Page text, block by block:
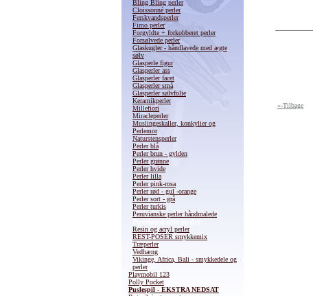
Bling Bling perler
Cloissonné perler
Ferskvandsperler
Fimo perler
Forgyldte + forkobberet perler
Forsølvede perler
Glaskugler - håndlavede med ægte
sølv
Glasperle figur
Glasperler ass
Glasperler facet
Glasperler små
Glasperler sølvfolie
Keramikperler
Millefiori
Miracleperler
Muslingeskaller, konkylier og
Perlemor
Naturstensperler
Perler blå
Perler brun - gylden
Perler grønne
Perler hvide
Perler lilla
Perler pink-rosa
Perler rød - gul -orange
Perler sort - grå
Perler turkis
Peruvianske perler håndmalede
Resin og acryl perler
REST-POSER smykkemix
Træperler
Vedhæng
Vikinge, Africa, Bali - smykkedele og
perler
Playmobil 123
Polly Pocket
Puslespil - EKSTRA NEDSAT
«-Tilbage